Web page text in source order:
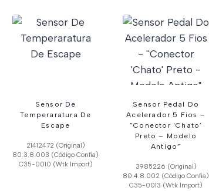
Sensor De
Temperaratura De
Escape
21412472 (Original)
80.3.8.003 (Código Confia)
C35-0010 (Wtk Import)
Sensor Pedal Do
Acelerador 5 Fios –
”Conector ‘Chato’
Preto – Modelo
Antigo”
3985226 (Original)
80.4.8.002 (Código Confia)
C35-0013 (Wtk Import)